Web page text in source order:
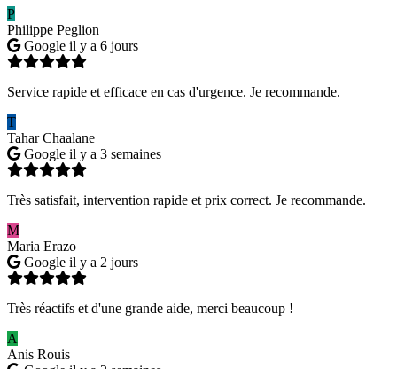
P
Philippe Peglion
Google il y a 6 jours
Service rapide et efficace en cas d'urgence. Je recommande.
T
Tahar Chaalane
Google il y a 3 semaines
Très satisfait, intervention rapide et prix correct. Je recommande.
M
Maria Erazo
Google il y a 2 jours
Très réactifs et d'une grande aide, merci beaucoup !
A
Anis Rouis